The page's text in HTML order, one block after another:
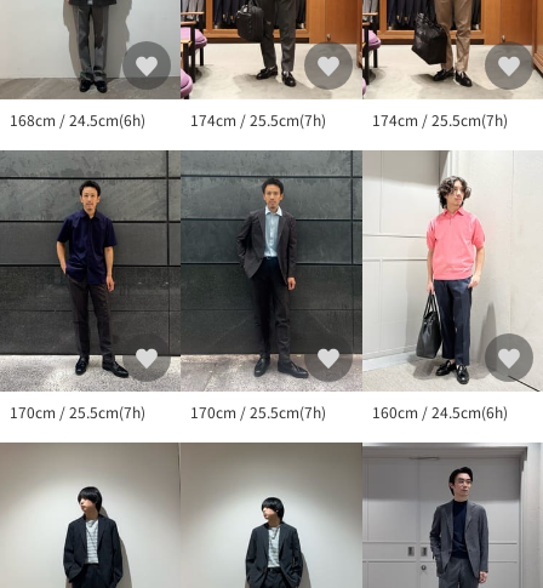
<価格改定のお知らせ>
本商品は価格改定を実施させていただきました。
そのため、本サイト内に明記した価格と異なる価格のタグが添付
された状態でお客様のお手元にお届けさせていただく場合がござ
いますので、あらかじめご了承ください。
店舗へお問い合わせの際は、全国のUNITED ARROWS各店舗まで
下記の品名/品番をお申し付けください。
品名：COZY TSL LOAFER 品番：13316000003
168cm / 24.5cm(6h) 174cm / 25.5cm(7h) 174cm / 25.5cm(7h)
170cm / 25.5cm(7h) 170cm / 25.5cm(7h) 160cm / 24.5cm(6h)